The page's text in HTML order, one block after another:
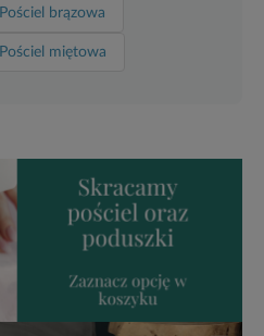
Pościel brązowa
Pościel miętowa